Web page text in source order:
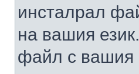
инсталрал
на вашия
файл с вашия